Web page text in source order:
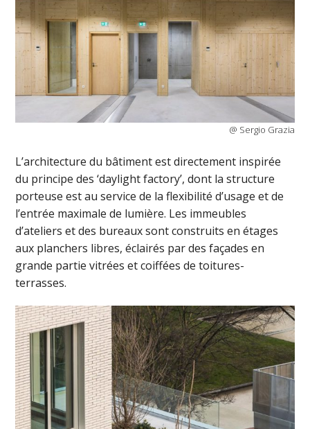
@ Sergio Grazia
L’architecture du bâtiment est directement inspirée
du principe des ‘daylight factory’, dont la structure
porteuse est au service de la flexibilité d’usage et de
l’entrée maximale de lumière. Les immeubles
d’ateliers et des bureaux sont construits en étages
aux planchers libres, éclairés par des façades en
grande partie vitrées et coiffées de toitures-
terrasses.